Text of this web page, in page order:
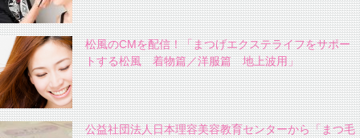
松風のCMを配信！「まつげエクステライフをサポー
トする松風 着物篇／洋服篇 地上波用」
公益社団法人日本理容美容教育センターから「まつ毛